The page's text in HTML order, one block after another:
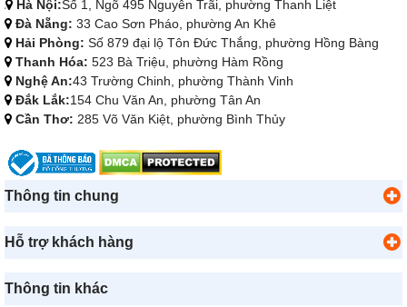
Hà Nội:Số 1, Ngõ 495 Nguyễn Trãi, phường Thanh Liệt
Đà Nẵng: 33 Cao Sơn Pháo, phường An Khê
Hải Phòng: Số 879 đại lộ Tôn Đức Thắng, phường Hồng Bàng
Thanh Hóa: 523 Bà Triệu, phường Hàm Rồng
Nghệ An:43 Trường Chinh, phường Thành Vinh
Đắk Lắk:154 Chu Văn An, phường Tân An
Cần Thơ: 285 Võ Văn Kiệt, phường Bình Thủy
Thông tin chung
Hỗ trợ khách hàng
Thông tin khác